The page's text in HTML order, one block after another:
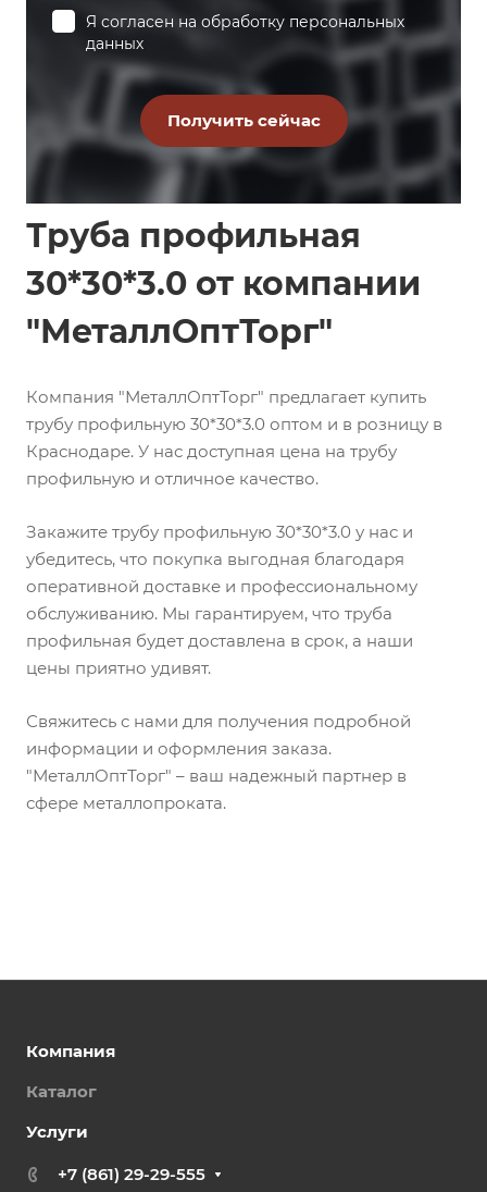
Я согласен на обработку персональных
данных
Труба профильная
30*30*3.0 от компании
"МеталлОптТорг"
Компания "МеталлОптТорг" предлагает купить
трубу профильную 30*30*3.0 оптом и в розницу в
Краснодаре. У нас доступная цена на трубу
профильную и отличное качество.
Закажите трубу профильную 30*30*3.0 у нас и
убедитесь, что покупка выгодная благодаря
оперативной доставке и профессиональному
обслуживанию. Мы гарантируем, что труба
профильная будет доставлена в срок, а наши
цены приятно удивят.
Свяжитесь с нами для получения подробной
информации и оформления заказа.
"МеталлОптТорг" – ваш надежный партнер в
сфере металлопроката.
Компания
Каталог
Услуги
+7 (861) 29-29-555